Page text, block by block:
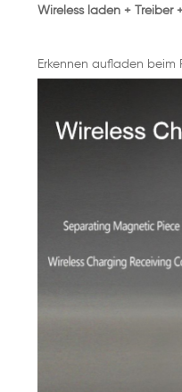
Wireless laden + Treiber
Erkennen aufladen beim